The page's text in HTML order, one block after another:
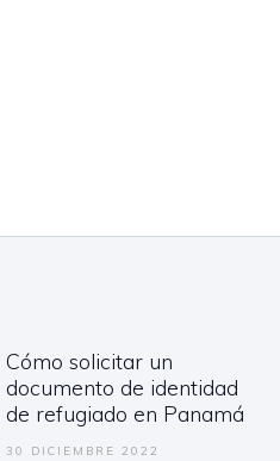
Previous
post:
Cómo solicitar un
documento de identidad
de refugiado en Panamá
30 DICIEMBRE 2022